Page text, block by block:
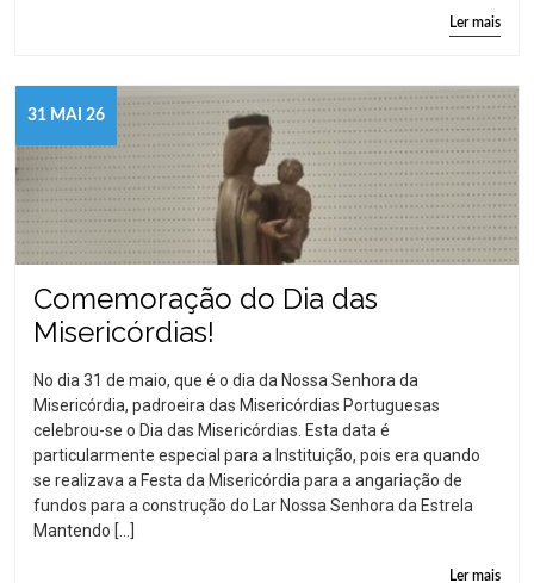
Ler mais
31 MAI 26
Comemoração do Dia das
Misericórdias!
No dia 31 de maio, que é o dia da Nossa Senhora da
Misericórdia, padroeira das Misericórdias Portuguesas
celebrou-se o Dia das Misericórdias. Esta data é
particularmente especial para a Instituição, pois era quando
se realizava a Festa da Misericórdia para a angariação de
fundos para a construção do Lar Nossa Senhora da Estrela
Mantendo […]
Ler mais